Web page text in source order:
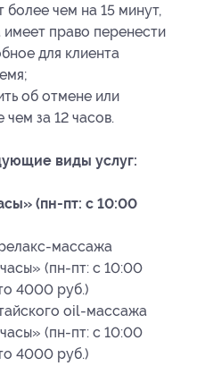
более чем на 15 минут,
право перенести
для клиента
об отмене или
за 12 часов.
виды услуг:
(пн-пт: с 10:00
массажа
(пн-пт: с 10:00
4000 руб.)
oil-массажа
(пн-пт: с 10:00
4000 руб.)